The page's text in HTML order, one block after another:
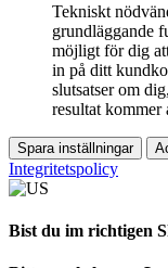
Tekniskt
grundläggande
möjligt för dig
in på ditt
slutsatser om
resultat kommer
Spara inställningar
Integritetspolicy
Bist du im richtigen